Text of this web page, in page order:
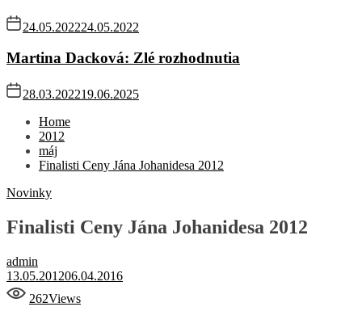
24.05.202224.05.2022
Martina Dacková: Zlé rozhodnutia
28.03.202219.06.2025
Home
2012
máj
Finalisti Ceny Jána Johanidesa 2012
Novinky
Finalisti Ceny Jána Johanidesa 2012
admin
13.05.201206.04.2016
262Views